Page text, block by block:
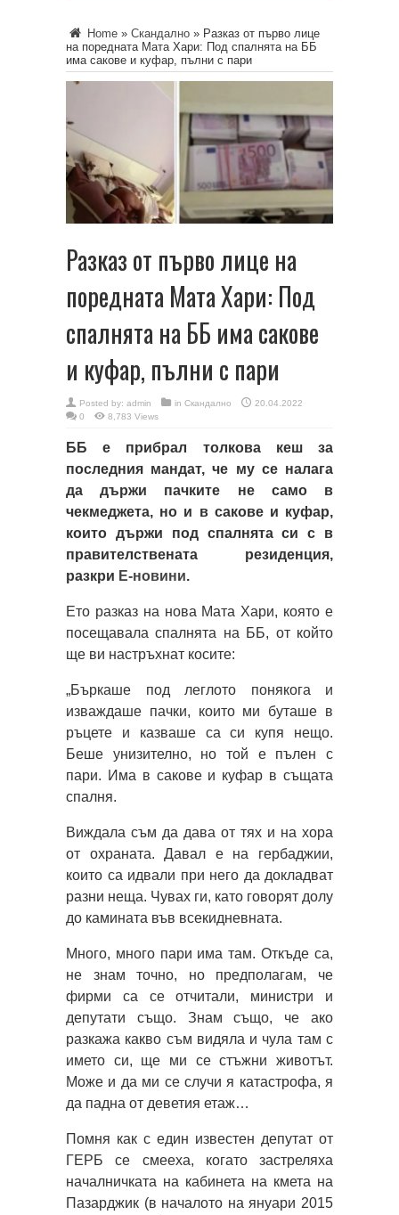
Home » Скандално » Разказ от първо лице
на поредната Мата Хари: Под спалнята на ББ
има сакове и куфар, пълни с пари
Разказ от първо лице на
поредната Мата Хари: Под
спалнята на ББ има сакове
и куфар, пълни с пари
Posted by: admin in Скандално
20.04.2022
0
8,783 Views
ББ е прибрал толкова кеш за
последния мандат, че му се налага
да държи пачките не само в
чекмеджета, но и в сакове и куфар,
които държи под спалнята си с в
правителствената резиденция,
разкри Е-новини.
Ето разказ на нова Мата Хари, която е
посещавала спалнята на ББ, от който
ще ви настръхнат косите:
„Бъркаше под леглото понякога и
изваждаше пачки, които ми буташе в
ръцете и казваше са си купя нещо.
Беше унизително, но той е пълен с
пари. Има в сакове и куфар в същата
спалня.
Виждала съм да дава от тях и на хора
от охраната. Давал е на гербаджии,
които са идвали при него да докладват
разни неща. Чувах ги, като говорят долу
до камината във всекидневната.
Много, много пари има там. Откъде са,
не знам точно, но предполагам, че
фирми са се отчитали, министри и
депутати също. Знам също, че ако
разкажа какво съм видяла и чула там с
името си, ще ми се стъжни животът.
Може и да ми се случи я катастрофа, я
да падна от деветия етаж…
Помня как с един известен депутат от
ГЕРБ се смееха, когато застреляха
началничката на кабинета на кмета на
Пазарджик (в началото на януари 2015